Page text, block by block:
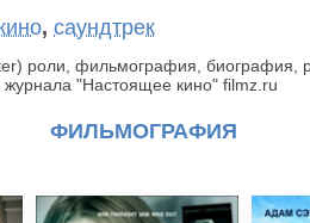
, саундтрек
роли, фильмография,
журнала "Настоящее кино" filmz.ru
ФИЛЬМОГРАФИЯ